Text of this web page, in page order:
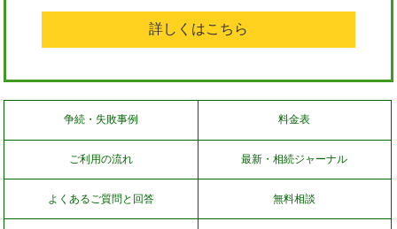
詳しくはこちら
争続・失敗事例 料金表
ご利用の流れ 最新・相続ジャーナル
よくあるご質問と回答 無料相談